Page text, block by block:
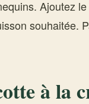
Ajoutez
souhaitée.
à la